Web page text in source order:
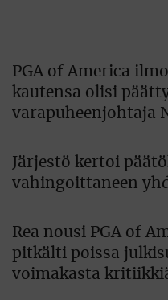
PGA of America
kautensa olisi
varapuheenjohtaja
Järjestö kertoi
vahingoittaneen
Rea nousi PGA of
pitkälti poissa
voimakasta